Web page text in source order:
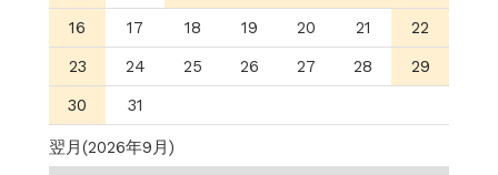
16
17 18 19 20 21
22
23
24 25 26 27 28
29
30
31
翌月(2026年9月)